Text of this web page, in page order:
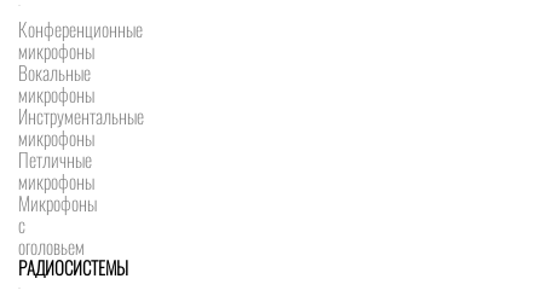
Конференционные
микрофоны
Вокальные
микрофоны
Инструментальные
микрофоны
Петличные
микрофоны
Микрофоны
с
оголовьем
РАДИОСИСТЕМЫ